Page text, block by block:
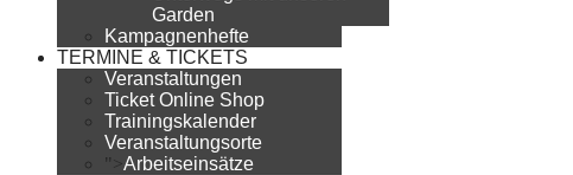
Garden
Kampagnenhefte
TERMINE & TICKETS
Veranstaltungen
Ticket Online Shop
Trainingskalender
Veranstaltungsorte
">Arbeitseinsätze